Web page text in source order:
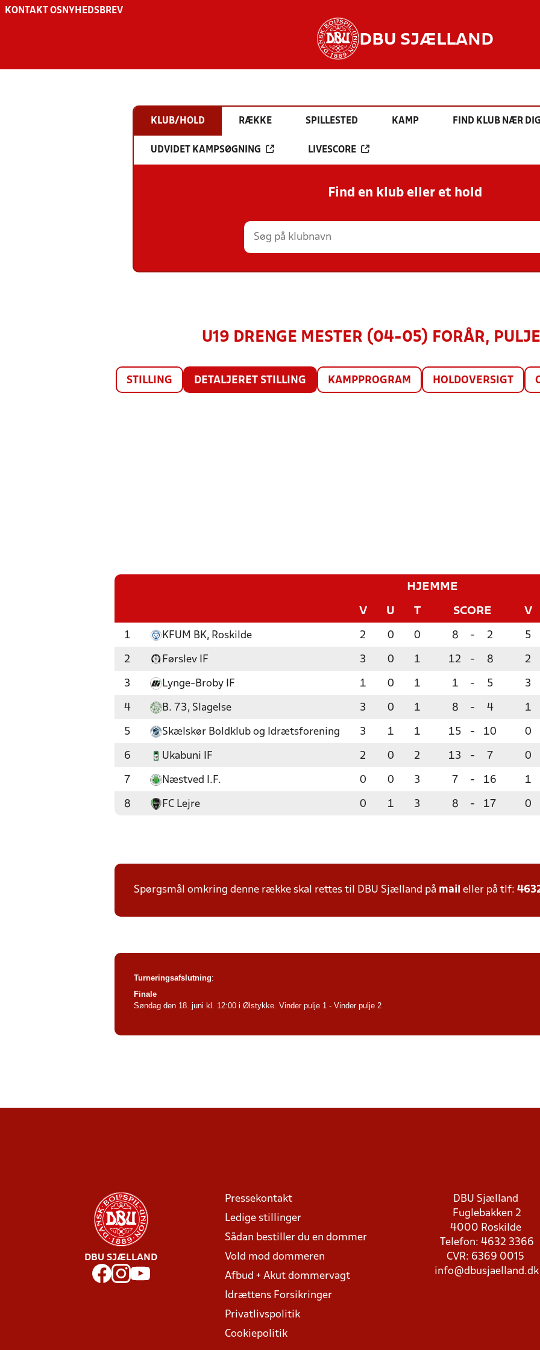
KONTAKT OS NYHEDSBREV
DBU SJÆLLAND
KLUB/HOLD RÆKKE SPILLESTED KAMP FIND KLUB NÆR DIG
UDVIDET KAMPSØGNING LIVESCORE
Find en klub eller et hold
U19 DRENGE MESTER (04-05) FORÅR,
STILLING DETALJERET STILLING KAMPPROGRAM HOLDOVERSIGT
HJEMME
V U T SCORE V
1 KFUM BK, Roskilde 2 0 0 8 - 2 5
2 Førslev IF 3 0 1 12 - 8 2
3 Lynge-Broby IF 1 0 1 1 - 5 3
4 B. 73, Slagelse 3 0 1 8 - 4 1
5 Skælskør Boldklub og Idrætsforening 3 1 1 15 - 10 0
6 Ukabuni IF 2 0 2 13 - 7 0
7 Næstved I.F. 0 0 3 7 - 16 1
8 FC Lejre 0 1 3 8 - 17 0
Spørgsmål omkring denne række skal rettes til DBU Sjælland på mail eller på tlf:
Turneringsafslutning:
Finale
Søndag den 18. juni kl. 12:00 i Ølstykke. Vinder pulje 1 - Vinder pulje 2
DBU SJÆLLAND
Pressekontakt
Ledige stillinger
Sådan bestiller du en dommer
Vold mod dommeren
Afbud + Akut dommervagt
Idrættens Forsikringer
Privatlivspolitik
Cookiepolitik
DBU Sjælland
Fuglebakken 2
4000 Roskilde
Telefon: 4632 3366
CVR: 6369 0015
info@dbusjaelland.dk